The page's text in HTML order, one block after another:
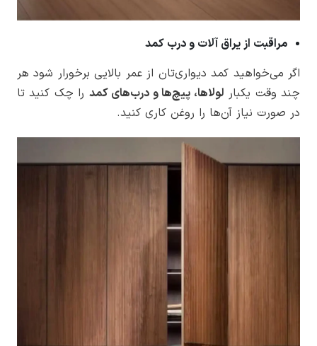
مراقبت از یراق آلات و درب کمد
اگر می‌خواهید کمد دیواری‌تان از عمر بالایی برخورار شود هر
چند وقت یکبار لولاها، پیچ‌ها و درب‌های کمد را چک کنید تا
در صورت نیاز آن‌ها را روغن کاری کنید.